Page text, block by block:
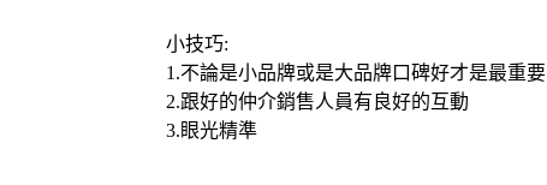
小技巧:
1.不論是小品牌或是大品牌口碑好才是最重要
2.跟好的仲介銷售人員有良好的互動
3.眼光精準